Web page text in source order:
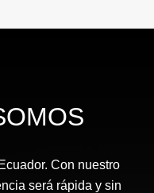
Con nuestro
será rápida y sin